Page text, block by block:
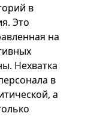
в
Это
на
Нехватка
в
а